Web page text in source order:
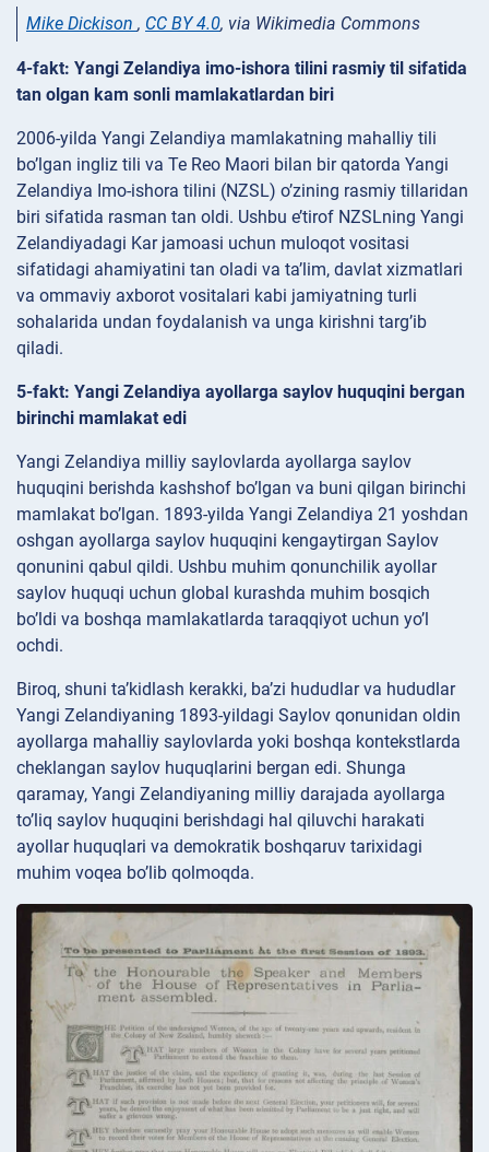
Mike Dickison , CC BY 4.0, via Wikimedia Commons
4-fakt: Yangi Zelandiya imo-ishora tilini rasmiy til sifatida
tan olgan kam sonli mamlakatlardan biri
2006-yilda Yangi Zelandiya mamlakatning mahalliy tili
bo’lgan ingliz tili va Te Reo Maori bilan bir qatorda Yangi
Zelandiya Imo-ishora tilini (NZSL) o’zining rasmiy tillaridan
biri sifatida rasman tan oldi. Ushbu e’tirof NZSLning Yangi
Zelandiyadagi Kar jamoasi uchun muloqot vositasi
sifatidagi ahamiyatini tan oladi va ta’lim, davlat xizmatlari
va ommaviy axborot vositalari kabi jamiyatning turli
sohalarida undan foydalanish va unga kirishni targ’ib
qiladi.
5-fakt: Yangi Zelandiya ayollarga saylov huquqini bergan
birinchi mamlakat edi
Yangi Zelandiya milliy saylovlarda ayollarga saylov
huquqini berishda kashshof bo’lgan va buni qilgan birinchi
mamlakat bo’lgan. 1893-yilda Yangi Zelandiya 21 yoshdan
oshgan ayollarga saylov huquqini kengaytirgan Saylov
qonunini qabul qildi. Ushbu muhim qonunchilik ayollar
saylov huquqi uchun global kurashda muhim bosqich
bo’ldi va boshqa mamlakatlarda taraqqiyot uchun yo’l
ochdi.
Biroq, shuni ta’kidlash kerakki, ba’zi hududlar va hududlar
Yangi Zelandiyaning 1893-yildagi Saylov qonunidan oldin
ayollarga mahalliy saylovlarda yoki boshqa kontekstlarda
cheklangan saylov huquqlarini bergan edi. Shunga
qaramay, Yangi Zelandiyaning milliy darajada ayollarga
to’liq saylov huquqini berishdagi hal qiluvchi harakati
ayollar huquqlari va demokratik boshqaruv tarixidagi
muhim voqea bo’lib qolmoqda.